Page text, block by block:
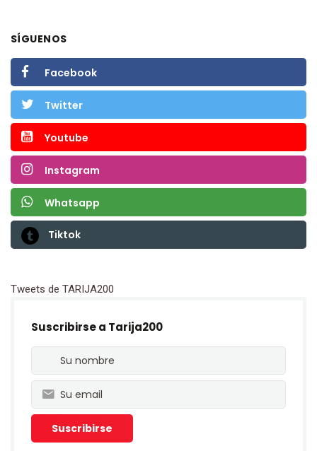
SÍGUENOS
Facebook
Twitter
Youtube
Instagram
Whatsapp
Tiktok
Tweets de TARIJA200
Suscribirse a Tarija200